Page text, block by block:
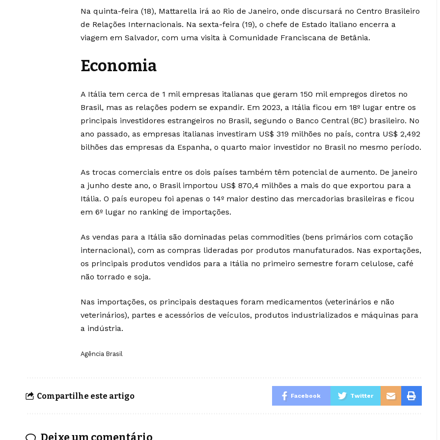
Na quinta-feira (18), Mattarella irá ao Rio de Janeiro, onde discursará no Centro Brasileiro
de Relações Internacionais. Na sexta-feira (19), o chefe de Estado italiano encerra a
viagem em Salvador, com uma visita à Comunidade Franciscana de Betânia.
Economia
A Itália tem cerca de 1 mil empresas italianas que geram 150 mil empregos diretos no
Brasil, mas as relações podem se expandir. Em 2023, a Itália ficou em 18º lugar entre os
principais investidores estrangeiros no Brasil, segundo o Banco Central (BC) brasileiro. No
ano passado, as empresas italianas investiram US$ 319 milhões no país, contra US$ 2,492
bilhões das empresas da Espanha, o quarto maior investidor no Brasil no mesmo período.
As trocas comerciais entre os dois países também têm potencial de aumento. De janeiro
a junho deste ano, o Brasil importou US$ 870,4 milhões a mais do que exportou para a
Itália. O país europeu foi apenas o 14º maior destino das mercadorias brasileiras e ficou
em 6º lugar no ranking de importações.
As vendas para a Itália são dominadas pelas commodities (bens primários com cotação
internacional), com as compras lideradas por produtos manufaturados. Nas exportações,
os principais produtos vendidos para a Itália no primeiro semestre foram celulose, café
não torrado e soja.
Nas importações, os principais destaques foram medicamentos (veterinários e não
veterinários), partes e acessórios de veículos, produtos industrializados e máquinas para
a indústria.
Agência Brasil
Compartilhe este artigo Facebook Twitter